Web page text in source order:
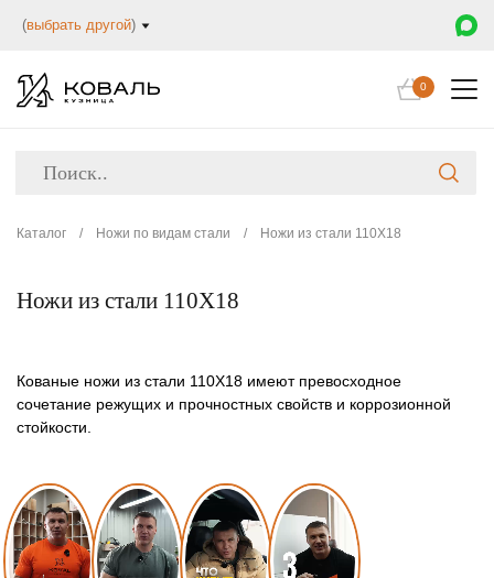
(выбрать другой)
0
Каталог / Ножи по видам стали / Ножи из стали 110Х18
Ножи из стали 110Х18
Кованые ножи из стали 110Х18 имеют превосходное
сочетание режущих и прочностных свойств и коррозионной
стойкости.